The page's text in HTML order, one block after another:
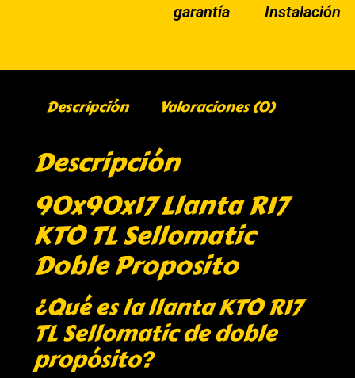
garantía
Instalación
Descripción Valoraciones (0)
Descripción
90x90x17 Llanta R17
KTO TL Sellomatic
Doble Proposito
¿Qué es la llanta KTO R17
TL Sellomatic de doble
propósito?